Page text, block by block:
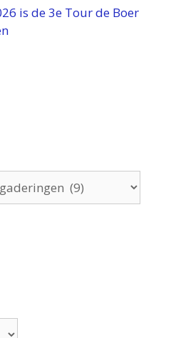
is de 3e Tour de Boer